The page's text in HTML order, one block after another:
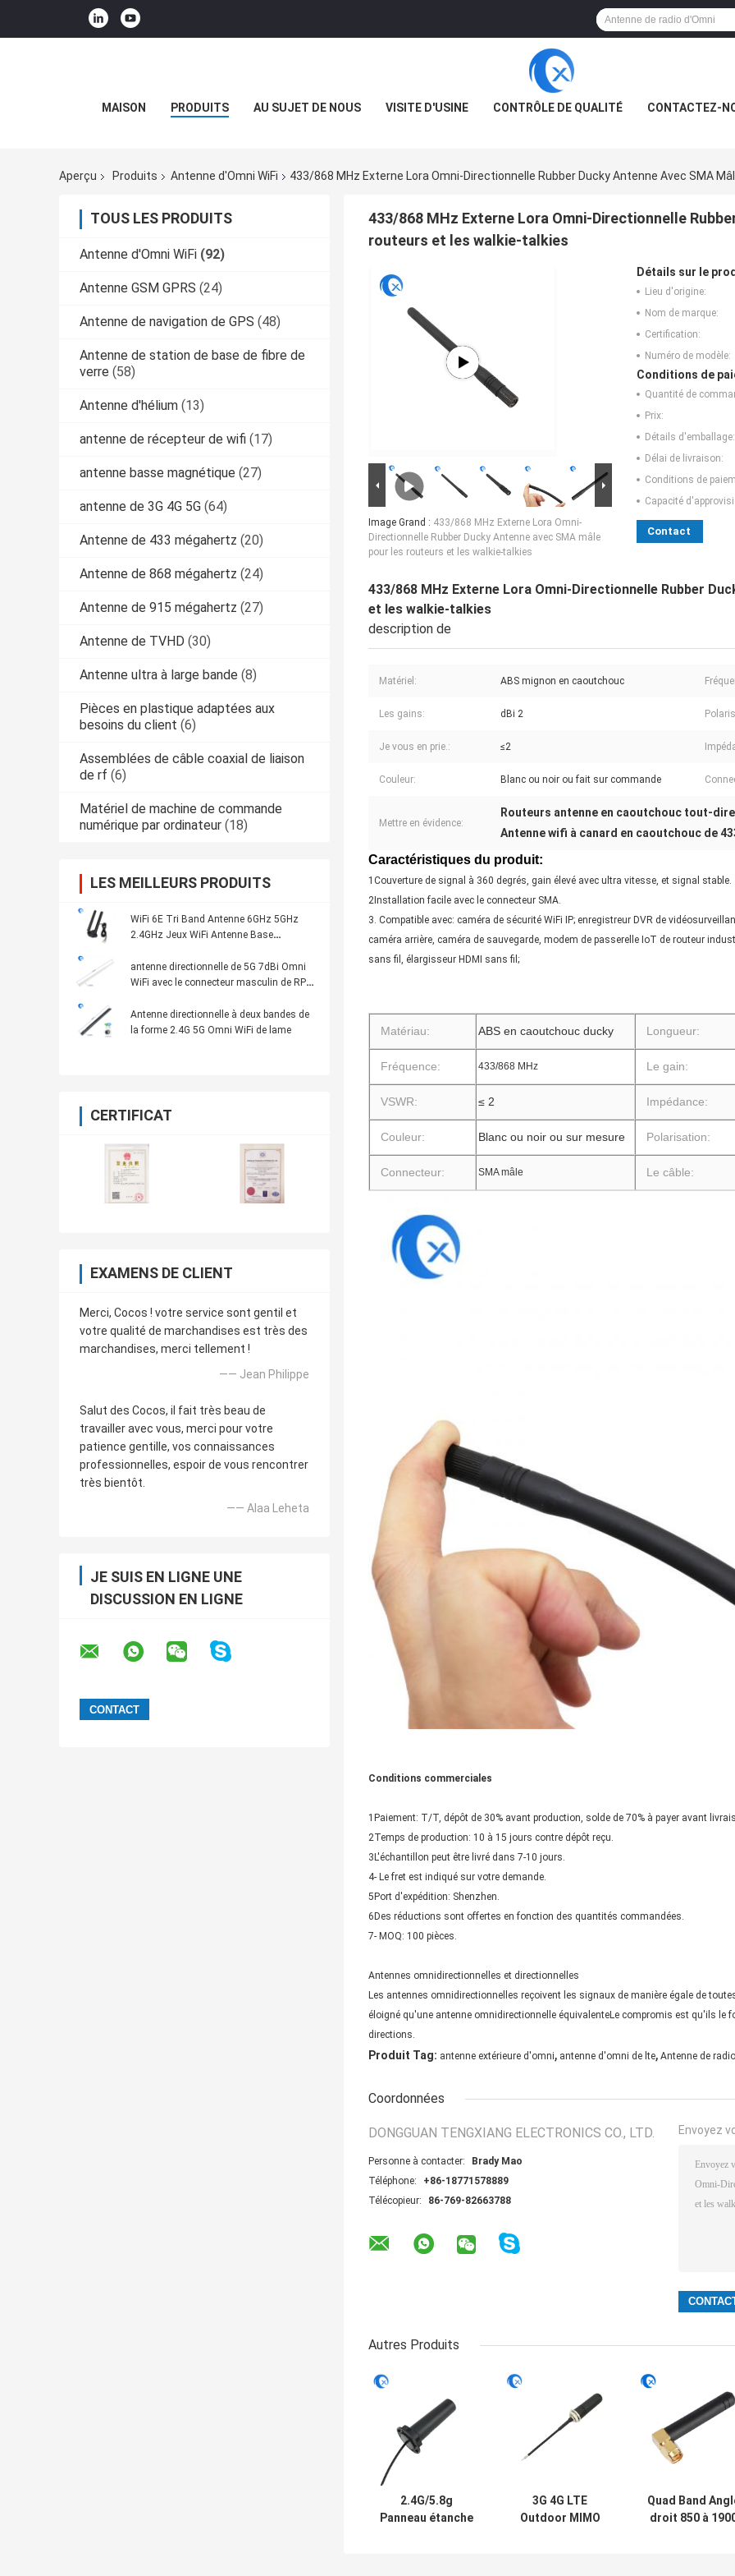
MAISON PRODUITS AU SUJET DE NOUS VISITE D'USINE CONTRÔLE DE QUALITÉ CONTACTEZ-
Aperçu Produits Antenne d'Omni WiFi 433/868 MHz Externe Lora Omni-Directionnelle Rubber Ducky Antenne Avec SMA
TOUS LES PRODUITS
Antenne d'Omni WiFi (92)
Antenne GSM GPRS (24)
Antenne de navigation de GPS (48)
Antenne de station de base de fibre de
verre (58)
Antenne d'hélium (13)
antenne de récepteur de wifi (17)
antenne basse magnétique (27)
antenne de 3G 4G 5G (64)
Antenne de 433 mégahertz (20)
Antenne de 868 mégahertz (24)
Antenne de 915 mégahertz (27)
Antenne de TVHD (30)
Antenne ultra à large bande (8)
Pièces en plastique adaptées aux
besoins du client (6)
Assemblées de câble coaxial de liaison
de rf (6)
Matériel de machine de commande
numérique par ordinateur (18)
LES MEILLEURS PRODUITS
WiFi 6E Tri Band Antenne 6GHz 5GHz
2.4GHz Jeux WiFi Antenne Base
antenne directionnelle de 5G 7dBi Omni
WiFi avec le connecteur masculin de RP
Antenne directionnelle à deux bandes de
la forme 2.4G 5G Omni WiFi de lame
CERTIFICAT
EXAMENS DE CLIENT
Merci, Cocos ! votre service sont gentil et
votre qualité de marchandises est très des
marchandises, merci tellement !
—— Jean Philippe
Salut des Cocos, il fait très beau de
travailler avec vous, merci pour votre
patience gentille, vos connaissances
professionnelles, espoir de vous rencontrer
très bientôt.
—— Alaa Leheta
JE SUIS EN LIGNE UNE
DISCUSSION EN LIGNE
433/868 MHz Externe Lora Omni-Directionnelle
routeurs et les walkie-talkies
Image Grand : 433/868 MHz Externe Lora Omni-
Directionnelle Rubber Ducky Antenne avec SMA mâle
pour les routeurs et les walkie-talkies
Détails sur le
Lieu d'origine:
Nom de marque:
Certification:
Numéro de modèle:
Conditions de
Quantité de
Prix:
Détails d'emballage:
Délai de livraison:
Conditions de
Capacité
Contact
433/868 MHz Externe Lora Omni-Directionnelle Rubber
et les walkie-talkies
description de
Matériel: ABS mignon en caoutchouc
Les gains: dBi 2
Je vous en prie.: ≤2
Couleur: Blanc ou noir ou fait sur commande
Mettre en évidence:
Routeurs antenne en caoutchouc tout-
Antenne wifi à canard en caoutchouc de
Caractéristiques du produit:
1Couverture de signal à 360 degrés, gain élevé avec ultra vitesse, et signal stable.
2Installation facile avec le connecteur SMA.
3. Compatible avec: caméra de sécurité WiFi IP; enregistreur DVR de
caméra arrière, caméra de sauvegarde, modem de passerelle IoT de routeur
sans fil, élargisseur HDMI sans fil;
Matériau: ABS en caoutchouc ducky Longueur:
Fréquence: 433/868 MHz Le gain:
VSWR: ≤ 2 Impédance:
Couleur: Blanc ou noir ou sur mesure Polarisation:
Connecteur: SMA mâle Le câble:
Conditions commerciales
1Paiement: T/T, dépôt de 30% avant production, solde de 70% à payer avant
2Temps de production: 10 à 15 jours contre dépôt reçu.
3L'échantillon peut être livré dans 7-10 jours.
4- Le fret est indiqué sur votre demande.
5Port d'expédition: Shenzhen.
6Des réductions sont offertes en fonction des quantités commandées.
7- MOQ: 100 pièces.
Antennes omnidirectionnelles et directionnelles
Les antennes omnidirectionnelles reçoivent les signaux de manière égale de
éloigné qu'une antenne omnidirectionnelle équivalenteLe compromis est qu'ils
directions.
Produit Tag: antenne extérieure d'omni, antenne d'omni de lte, Antenne de
Coordonnées
DONGGUAN TENGXIANG ELECTRONICS CO., LTD.
Personne à contacter:
Brady Mao
Téléphone:
+86-18771578889
Télécopieur:
86-769-82663788
Envoyez
Autres Produits
2.4G/5.8g
Panneau étanche
3G 4G LTE
Outdoor MIMO
Quad Band
droit 850 à